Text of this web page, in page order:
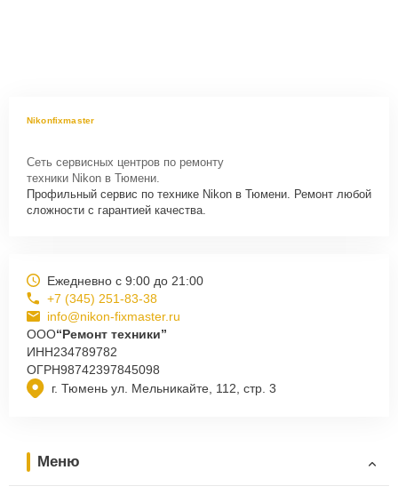
Nikonfixmaster
Сеть сервисных центров по ремонту
техники Nikon в Тюмени.
Профильный сервис по технике Nikon в Тюмени. Ремонт любой
сложности с гарантией качества.
г. Тюмень ул. Мельникайте, 112, стр. 3
Ежедневно с 9:00 до 21:00
+7 (345) 251-83-38
info@nikon-fixmaster.ru
ООО“Ремонт техники”
ИНН234789782
ОГРН98742397845098
Меню